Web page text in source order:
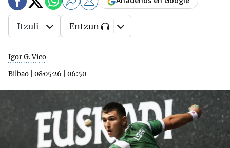
Igor G. Vico
Bilbao
08·05·26 06:50
Itzuli Entzun